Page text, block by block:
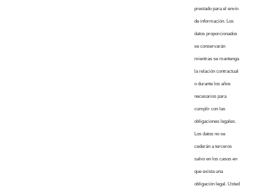
prestado para el envío
de información. Los
datos proporcionados
se conservarán
mientras se mantenga
la relación contractual
o durante los años
necesarios para
cumplir con las
obligaciones legales.
Los datos no se
cederán a terceros
salvo en los casos en
que exista una
obligación legal. Usted